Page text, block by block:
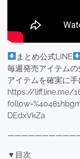
まとめ公式LINE
毎週発売アイテムの
アイテムを確実に
https://liff.line.me/
DEdxVkZa
▼目次